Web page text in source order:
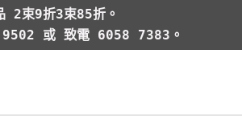
2束9折3束85折。
9502 或 致電 6058 7383。